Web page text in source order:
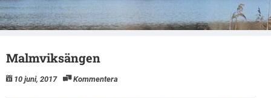
Malmviksängen
10 juni, 2017 Kommentera